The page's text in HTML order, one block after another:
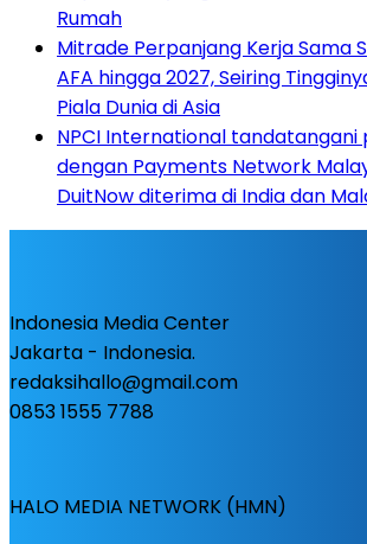
Rumah
Mitrade Perpanjang Kerja Sama
AFA hingga 2027, Seiring
Piala Dunia di Asia
NPCI International tandatangani
dengan Payments Network
DuitNow diterima di India dan
Indonesia Media Center
Jakarta - Indonesia.
redaksihallo@gmail.com
0853 1555 7788
HALO MEDIA NETWORK (HMN)